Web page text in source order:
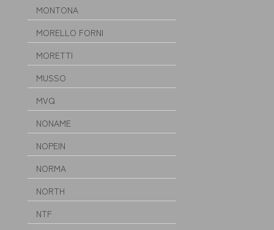
MONTONA
MORELLO FORNI
MORETTI
MUSSO
MVQ
NONAME
NOPEIN
NORMA
NORTH
NTF